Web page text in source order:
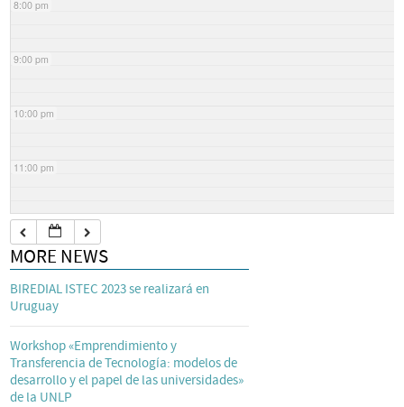
8:00 pm
9:00 pm
10:00 pm
11:00 pm
MORE NEWS
BIREDIAL ISTEC 2023 se realizará en
Uruguay
Workshop «Emprendimiento y
Transferencia de Tecnología: modelos de
desarrollo y el papel de las universidades»
de la UNLP